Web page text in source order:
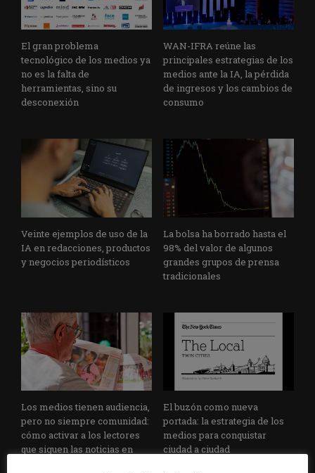
El gran problema
tecnológico de los medios ya
no es la falta de
herramientas, sino su
desconexión
WAN-IFRA reúne las
principales estrategias de los
medios ante la IA, la pérdida
de ingresos y los cambios de
consumo
Veinte ejemplos de uso de la
IA en redacciones, productos
y negocios periodísticos
La bolsa ha borrado hasta el
98% del valor de algunos
grandes grupos de prensa
tradicionales
Los medios tienen audiencia,
pero no siempre comunidad:
cómo activar a los lectores
que siguen las noticias en
El buzón como nueva
portada: la estrategia de los
medios para conquistar
ciudad a ciudad